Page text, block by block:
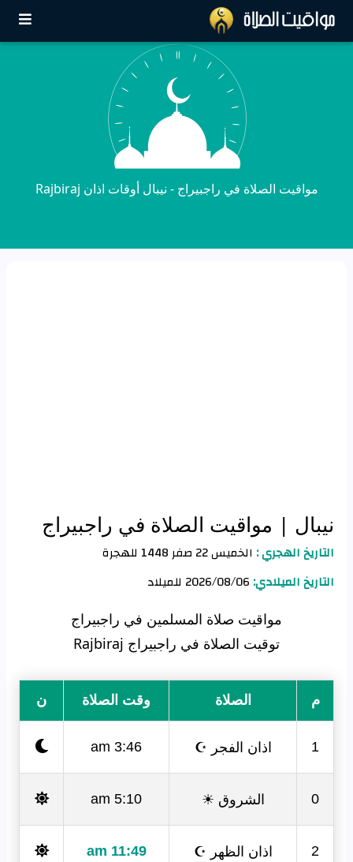
مواقيت الصلاة في راجبيراج - نيبال أوقات اذان Rajbiraj
نيبال | مواقيت الصلاة في راجبيراج
التاريخ الهجري : الخميس 22 صفر 1448 للهجرة
التاريخ الميلادي:
مواقيت صلاة المسلمين في راجبيراج
توقيت الصلاة في راجبيراج Rajbiraj
م الصلاة وقت الصلاة ن
1 اذان الفجر ☪ 3:46 am
0 الشروق ☀ 5:10 am
2 اذان الظهر ☪ 11:49 am